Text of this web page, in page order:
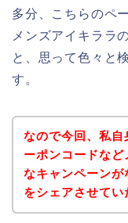
多分、こちらのペ
メンズアイキララ
と、思って色々と
す。
なので今回、私自
ーポンコードな
なキャンペーン
をシェアさせてい